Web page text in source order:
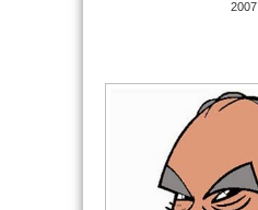
2007.